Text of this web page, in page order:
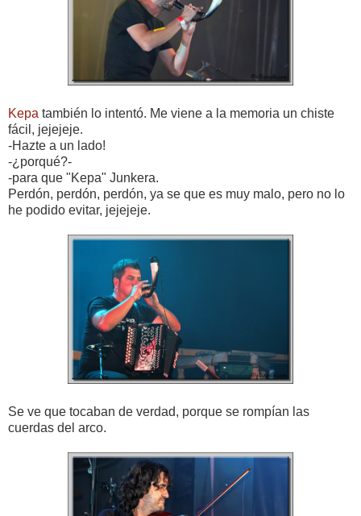
Kepa también lo intentó. Me viene a la memoria un chiste
fácil, jejejeje.
-Hazte a un lado!
-¿porqué?-
-para que "Kepa" Junkera.
Perdón, perdón, perdón, ya se que es muy malo, pero no lo
he podido evitar, jejejeje.
Se ve que tocaban de verdad, porque se rompían las
cuerdas del arco.